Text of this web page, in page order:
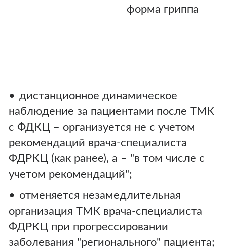
форма гриппа
дистанционное динамическое
наблюдение за пациентами после ТМК
с ФДКЦ – организуется не с учетом
рекомендаций врача-специалиста
ФДРКЦ (как ранее), а – "в том числе с
учетом рекомендаций";
отменяется незамедлительная
организация ТМК врача-специалиста
ФДРКЦ при прогрессировании
заболевания "регионального" пациента;